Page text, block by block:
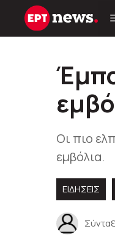
Μετάβαση
Οι πιο
εμβόλια.
ΕΙΔΗΣΕΙΣ